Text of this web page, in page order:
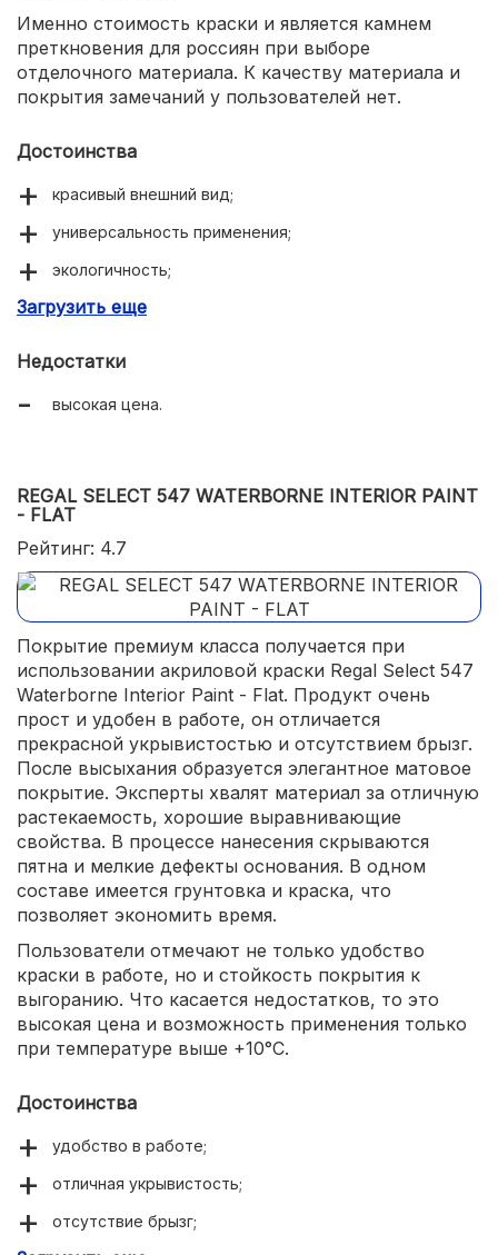
Именно стоимость краски и является камнем
преткновения для россиян при выборе
отделочного материала. К качеству материала и
покрытия замечаний у пользователей нет.
Достоинства
красивый внешний вид;
универсальность применения;
экологичность;
простота нанесения.
Загрузить еще
Недостатки
высокая цена.
REGAL SELECT 547 WATERBORNE INTERIOR PAINT
- FLAT
Рейтинг: 4.7
Покрытие премиум класса получается при
использовании акриловой краски Regal Select 547
Waterborne Interior Paint - Flat. Продукт очень
прост и удобен в работе, он отличается
прекрасной укрывистостью и отсутствием брызг.
После высыхания образуется элегантное матовое
покрытие. Эксперты хвалят материал за отличную
растекаемость, хорошие выравнивающие
свойства. В процессе нанесения скрываются
пятна и мелкие дефекты основания. В одном
составе имеется грунтовка и краска, что
позволяет экономить время.
Пользователи отмечают не только удобство
краски в работе, но и стойкость покрытия к
выгоранию. Что касается недостатков, то это
высокая цена и возможность применения только
при температуре выше +10°С.
Достоинства
удобство в работе;
отличная укрывистость;
отсутствие брызг;